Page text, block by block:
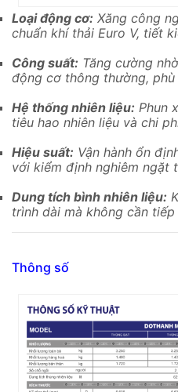
Loại động cơ: Xăng công
chuẩn khí thải Euro V, tiết
Công suất: Tăng cường
động cơ thông thường,
Hệ thống nhiên liệu: Phun
tiêu hao nhiên liệu và chi
Hiệu suất: Vận hành ổn
với kiểm định nghiêm ngặt
Dung tích bình nhiên liệu:
trình dài mà không cần
Thông số